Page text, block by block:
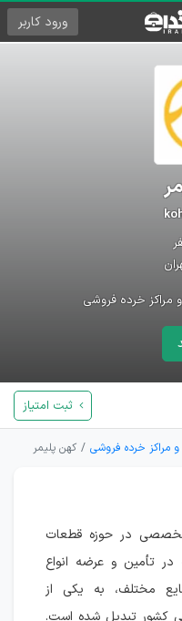
ورود کاربر
مراکز خرده فروشی
ثبت امتیاز
و مراکز خرده فروشی کهن پلیمر
در حوزه قطعات
تأمین و عرضه انواع
مختلف، به یکی از
کشور تبدیل شده است.